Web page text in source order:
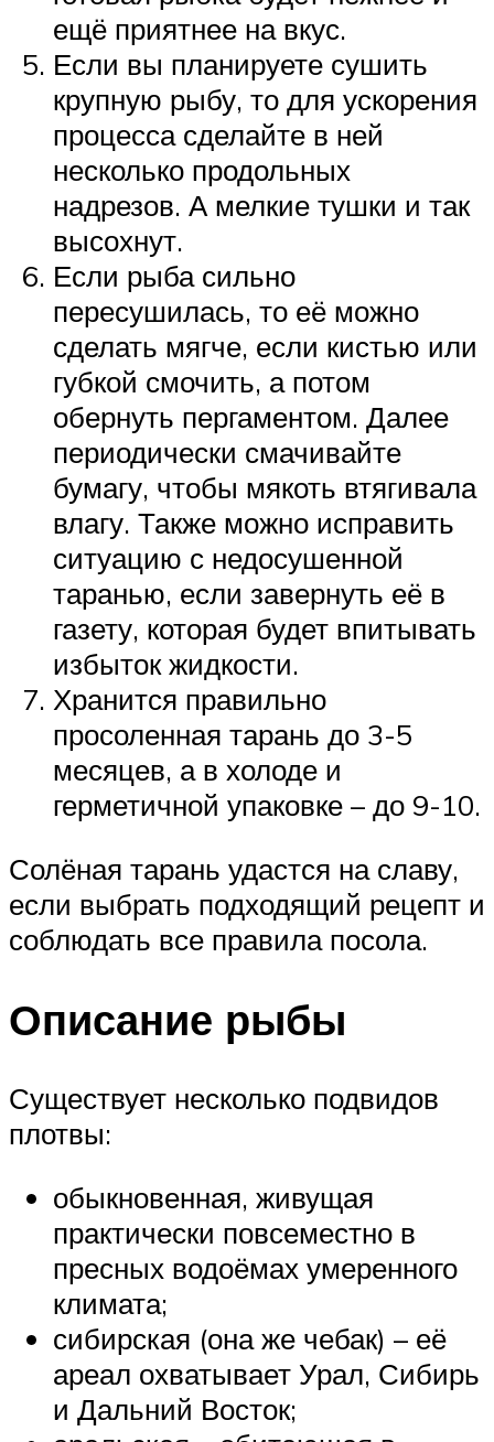
ещё приятнее на вкус.
Если вы планируете сушить
крупную рыбу, то для ускорения
процесса сделайте в ней
несколько продольных
надрезов. А мелкие тушки и так
высохнут.
Если рыба сильно
пересушилась, то её можно
сделать мягче, если кистью или
губкой смочить, а потом
обернуть пергаментом. Далее
периодически смачивайте
бумагу, чтобы мякоть втягивала
влагу. Также можно исправить
ситуацию с недосушенной
таранью, если завернуть её в
газету, которая будет впитывать
избыток жидкости.
Хранится правильно
просоленная тарань до 3-5
месяцев, а в холоде и
герметичной упаковке – до 9-10.
Солёная тарань удастся на славу,
если выбрать подходящий рецепт и
соблюдать все правила посола.
Описание рыбы
Существует несколько подвидов
плотвы:
обыкновенная, живущая
практически повсеместно в
пресных водоёмах умеренного
климата;
сибирская (она же чебак) – её
ареал охватывает Урал, Сибирь
и Дальний Восток;